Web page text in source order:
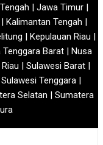
| Jawa Timur |
Kalimantan Tengah |
| Kepulauan Riau |
Barat | Nusa
| Sulawesi Barat |
Tenggara |
Selatan | Sumatera